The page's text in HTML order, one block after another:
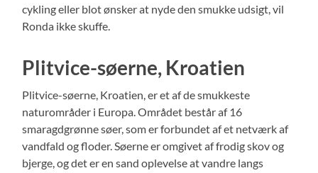
cykling eller blot ønsker at nyde den smukke udsigt, vil
Ronda ikke skuffe.
Plitvice-søerne, Kroatien
Plitvice-søerne, Kroatien, er et af de smukkeste
naturområder i Europa. Området består af 16
smaragdgrønne søer, som er forbundet af et netværk af
vandfald og floder. Søerne er omgivet af frodig skov og
bjerge, og det er en sand oplevelse at vandre langs